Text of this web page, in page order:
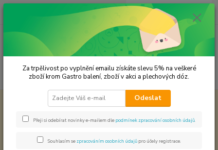
Menu
Hledat
ks
za 0,00 Kč
Premium koření Zázvor sekaný granule cca 2 mm.
Zázvor sekaný granule cca 2 mm.
Za trpělivost po vyplnění emailu získáte slevu 5% na veškeré
zboží krom Gastro balení, zboží v akci a plechových dóz.
Odeslat
Přeji si odebírat novinky e-mailem dle podmínek zpracování osobních údajů
Souhlasím se zpracováním osobních údajů pro účely registrace.